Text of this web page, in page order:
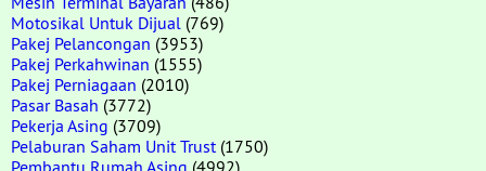
Motosikal Untuk Dijual (769)
Pakej Pelancongan (3953)
Pakej Perkahwinan (1555)
Pakej Perniagaan (2010)
Pasar Basah (3772)
Pekerja Asing (3709)
Pelaburan Saham Unit Trust (1750)
Pembantu Rumah Asing (4992)